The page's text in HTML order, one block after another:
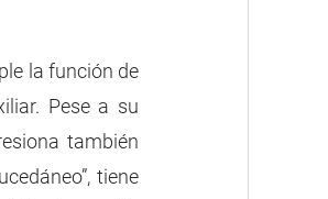
la función de
Pese a su
también
tiene